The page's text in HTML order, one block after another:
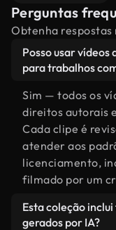
Perguntas
Obtenha
Posso usar vídeos
para trabalhos
Sim — todos os
direitos autorais
Cada clipe é
atender aos
licenciamento,
filmado por um
Esta coleção
gerados por IA?